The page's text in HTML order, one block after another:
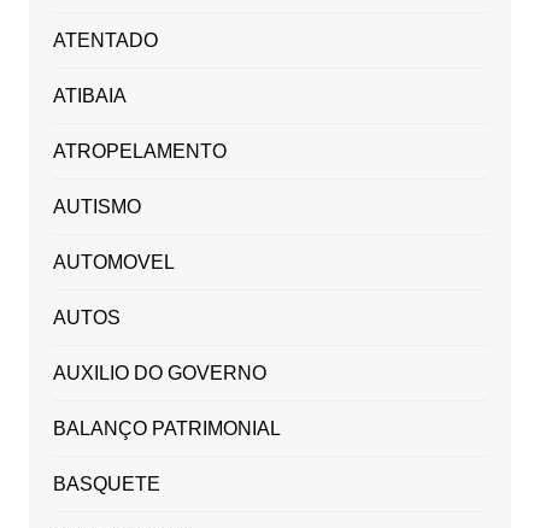
ATENTADO
ATIBAIA
ATROPELAMENTO
AUTISMO
AUTOMOVEL
AUTOS
AUXILIO DO GOVERNO
BALANÇO PATRIMONIAL
BASQUETE